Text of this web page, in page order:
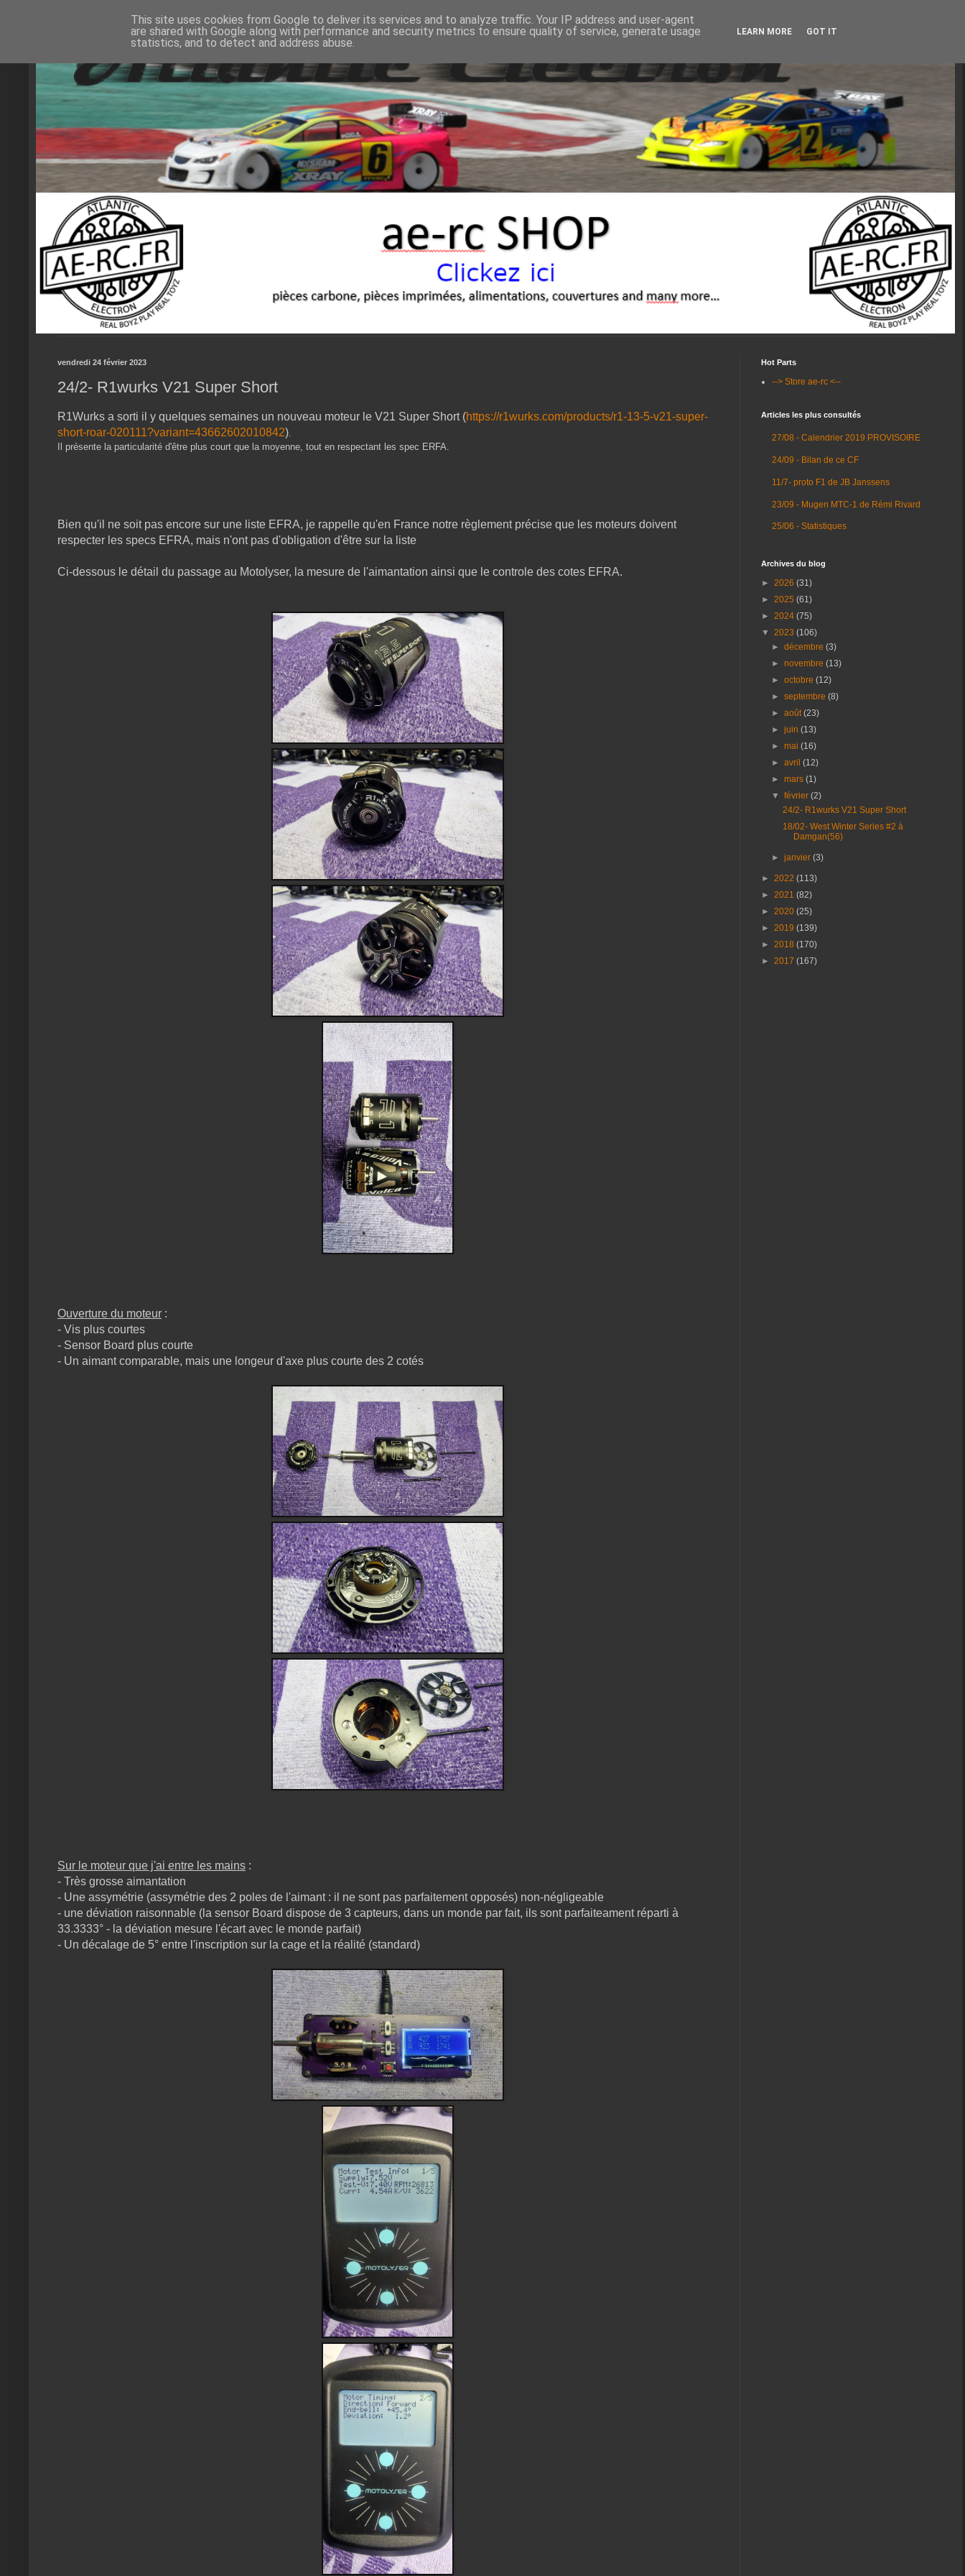
vendredi 24 février 2023
24/2- R1wurks V21 Super Short
R1Wurks a sorti il y quelques semaines un nouveau moteur le V21 Super Short (https://r1wurks.com/products/r1-13-5-v21-super-
short-roar-020111?variant=43662602010842)
Il présente la particularité d'être plus court que la moyenne, tout en respectant les spec ERFA.
Bien qu'il ne soit pas encore sur une liste EFRA, je rappelle qu'en France notre règlement précise que les moteurs doivent
respecter les specs EFRA, mais n'ont pas d'obligation d'être sur la liste
Ci-dessous le détail du passage au Motolyser, la mesure de l'aimantation ainsi que le controle des cotes EFRA.
Ouverture du moteur :
- Vis plus courtes
- Sensor Board plus courte
- Un aimant comparable, mais une longeur d'axe plus courte des 2 cotés
Sur le moteur que j'ai entre les mains :
- Très grosse aimantation
- Une assymétrie (assymétrie des 2 poles de l'aimant : il ne sont pas parfaitement opposés) non-négligeable
- une déviation raisonnable (la sensor Board dispose de 3 capteurs, dans un monde par fait, ils sont parfaiteament réparti à
33.3333° - la déviation mesure l'écart avec le monde parfait)
- Un décalage de 5° entre l'inscription sur la cage et la réalité (standard)
Hot Parts
--> Store ae-rc <--
Articles les plus consultés
27/08 - Calendrier 2019 PROVISOIRE
24/09 - Bilan de ce CF
11/7- proto F1 de JB Janssens
23/09 - Mugen MTC-1 de Rémi Rivard
25/06 - Statistiques
Archives du blog
► 2026 (31)
► 2025 (61)
► 2024 (75)
▼ 2023 (106)
►décembre(3)
►novembre(13)
►octobre(12)
►septembre(8)
►août(23)
►juin(13)
►mai(16)
►avril(12)
►mars(1)
▼février(2)
24/2- R1wurks V21 Super Short
18/02- West Winter Series #2 à
Damgan(56)
►janvier(3)
► 2022 (113)
► 2021 (82)
► 2020 (25)
► 2019 (139)
► 2018 (170)
► 2017 (167)
This site uses cookies from Google to deliver its services and to analyze traffic. Your IP address and user-agent
are shared with Google along with performance and security metrics to ensure quality of service, generate usage
statistics, and to detect and address abuse.
LEARN MORE GOT IT